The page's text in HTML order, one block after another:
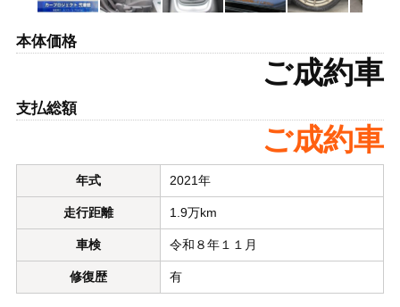
本体価格
ご成約車
支払総額
ご成約車
年式 2021年
走行距離 1.9万km
車検 令和８年１１月
修復歴 有